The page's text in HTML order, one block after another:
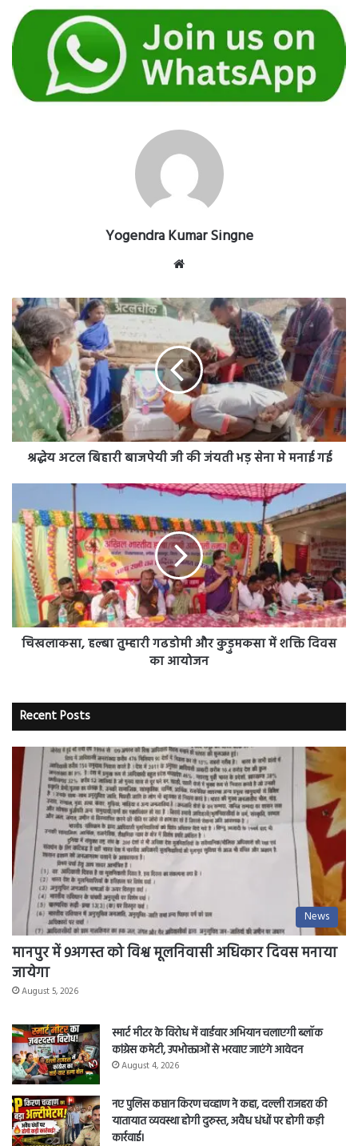
Yogendra Kumar Singne
श्रद्धेय
अटल
बिहारी
बाजपेयी
जी
की
जंयती
भड़
सेना
गई
श्रद्धेय अटल बिहारी बाजपेयी जी की जंयती भड़ सेना मे मनाई गई
चिखलाकसा,
हल्बा
तुम्हारी
गढडोमी
और
कुड़ुमकसा
में
शक्ति
दिवस
का
चिखलाकसा, हल्बा तुम्हारी गढडोमी और कुड़ुमकसा में शक्ति दिवस
का आयोजन
Recent Posts
News
मानपुर में 9अगस्त को विश्व मूलनिवासी अधिकार दिवस मनाया
जायेगा
August 5, 2026
स्मार्ट मीटर के विरोध में वार्डवार अभियान चलाएगी ब्लॉक
कांग्रेस कमेटी, उपभोक्ताओं से भरवाए जाएंगे आवेदन
August 4, 2026
नए पुलिस कप्तान किरण चव्हाण ने कहा, दल्ली राजहरा की
यातायात व्यवस्था होगी दुरुस्त, अवैध धंधों पर होगी कड़ी
कार्रवाई।